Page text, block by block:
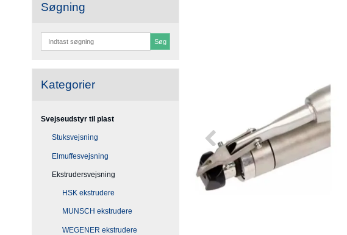
Søgning
Søg
Kategorier
Svejseudstyr til plast
Stuksvejsning
Elmuffesvejsning
Ekstrudersvejsning
HSK ekstrudere
MUNSCH ekstrudere
WEGENER ekstrudere